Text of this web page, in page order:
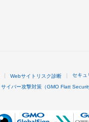
Webサイトリスク診断 セキュ
サイバー攻撃対策（GMO Flatt